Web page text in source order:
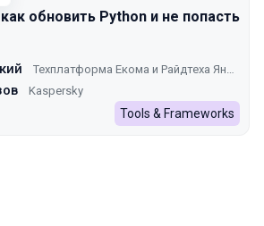
обновить Python и не попасть
Kaspersky
Tools & Frameworks